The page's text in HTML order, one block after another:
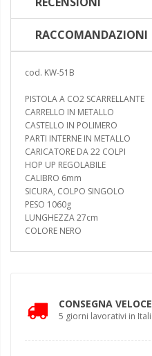
RACCOMANDAZIONI
cod. KW-51B
PISTOLA A CO2 SCARRELLANTE
CARRELLO IN METALLO
CASTELLO IN POLIMERO
PARTI INTERNE IN METALLO
CARICATORE DA 22 COLPI
HOP UP REGOLABILE
CALIBRO 6mm
SICURA, COLPO SINGOLO
PESO 1060g
LUNGHEZZA 27cm
COLORE NERO
CONSEGNA VELOCE
5 giorni lavorativi in